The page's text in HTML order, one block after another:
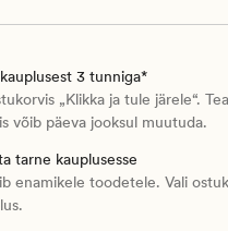
3 tunniga*
„Klikka ja tule järele“.
võib päeva jooksul muutuda.
tarne kauplusesse
enamikele toodetele. Vali